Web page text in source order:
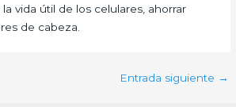
vida útil de los celulares, ahorrar
de cabeza.
Entrada siguiente →